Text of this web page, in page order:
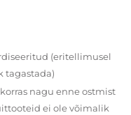
(eritellimusel
tagastada)
nagu enne ostmist
ei ole võimalik